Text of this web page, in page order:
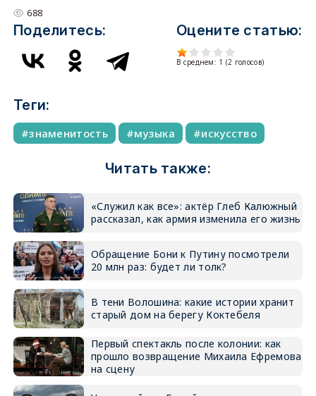
688
Поделитесь: Оцените статью:
В среднем: 1 (2 голосов)
Теги:
знаменитость музыка искусство
Читать также:
«Служил как все»: актёр Глеб Калюжный
рассказал, как армия изменила его жизнь
Обращение Бони к Путину посмотрели
20 млн раз: будет ли толк?
В тени Волошина: какие истории хранит
старый дом на берегу Коктебеля
Первый спектакль после колонии: как
прошло возвращение Михаила Ефремова
на сцену